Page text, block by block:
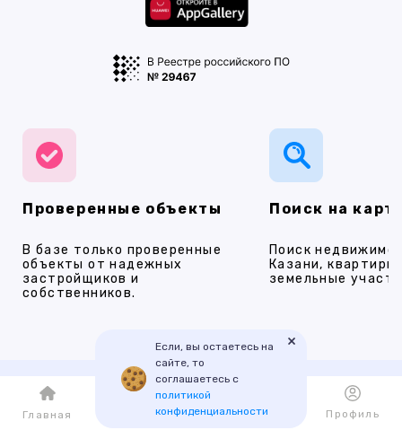
Проверенные объекты
В базе только проверенные
объекты от надежных
застройщиков и
собственников.
Поиск на
Поиск
Казани,
земельные
Наши услуги
Если, вы остаетесь на
сайте, то
соглашаетесь с
политикой
конфиденциальности
×
Главная Каталог Избранное Профиль